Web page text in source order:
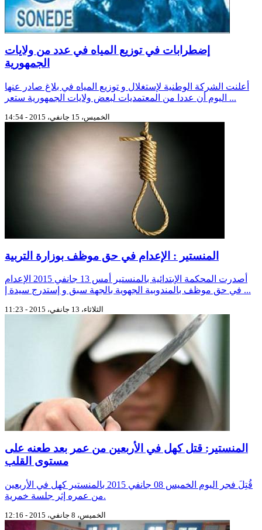
إضطرابات في توزيع المياه في عدد من ولايات
الجمهورية
أعلنت الشركة الوطنية لإستغلال و توزيع المياه في بلاغ صادر عنها
اليوم أن عددا من المعتمديات لبعض ولايات الجمهورية ستعر ...
الخميس، 15 جانفي، 2015 - 14:54
المنستير : الإعدام في حق موظف بوزارة التربية
أصدرت المحكمة الإبتدائية بالمنستير أمس 13 جانفي 2015 الإعدام
في حق موظف بالمندوبية الجهوية بالجهة سبق و إستدرج سيدة إ ...
الثلاثاء، 13 جانفي، 2015 - 11:23
المنستير: قتل كهل في الأربعين من عمر بعد طعنه على
مستوى القلب
قُتِلَ فجر اليوم الخميس 08 جانفي 2015 بالمنستير كهل في الأربعين
من عمره إثر جلسة خمرية.
الخميس، 8 جانفي، 2015 - 12:16